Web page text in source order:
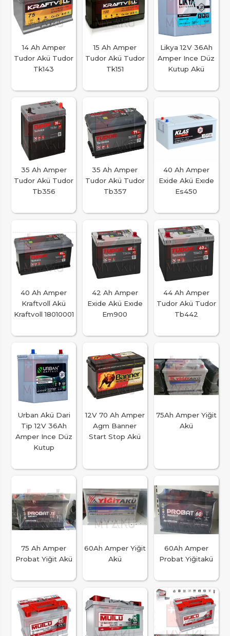
14 Ah Amper
Tudor Akü Tudor
Tk143
15 Ah Amper
Tudor Akü Tudor
Tk151
Likya 12V 36Ah
Amper Ince Düz
Kutup Akü
35 Ah Amper
Tudor Akü Tudor
Tb356
35 Ah Amper
Tudor Akü Tudor
Tb357
40 Ah Amper
Exide Akü Exıde
Es450
40 Ah Amper
Kraftvoll Akü
Kraftvoll 18010001
42 Ah Amper
Exide Akü Exıde
Em900
44 Ah Amper
Tudor Akü Tudor
Tb442
Urban Akü Dari
Tip 12V 36Ah
Amper Ince Düz
Kutup
12V 70 Ah Amper
Agm Banner
Start Stop Akü
75Ah Amper Yiğit
Akü
75 Ah Amper
Probat Yiğit Akü
60Ah Amper Yiğit
Akü
60Ah Amper
Probat Yiğitakü